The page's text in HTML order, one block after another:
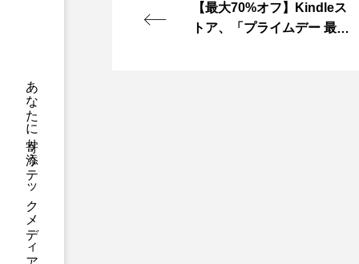
あなたに寄り添う テックメディア
【最大70%オフ】Kindleス
トア、「プライムデー 最大7